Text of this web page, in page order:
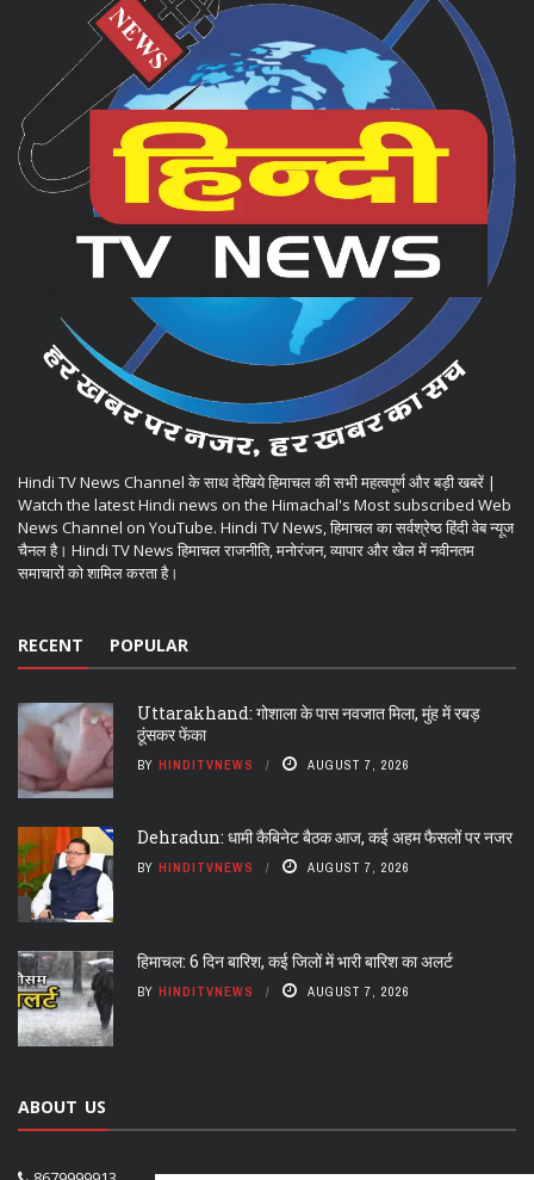
Hindi TV News Channel के साथ देखिये हिमाचल की सभी महत्वपूर्ण और बड़ी खबरें |
Watch the latest Hindi news on the Himachal's Most subscribed Web
News Channel on YouTube. Hindi TV News, हिमाचल का सर्वश्रेष्ठ हिंदी वेब न्यूज
चैनल है। Hindi TV News हिमाचल राजनीति, मनोरंजन, व्यापार और खेल में नवीनतम
समाचारों को शामिल करता है।
RECENT POPULAR
Uttarakhand: गोशाला के पास नवजात मिला, मुंह में रबड़
ठूंसकर फेंका
BY HINDITVNEWS AUGUST 7, 2026
Dehradun: धामी कैबिनेट बैठक आज, कई अहम फैसलों पर नजर
BY HINDITVNEWS AUGUST 7, 2026
हिमाचल: 6 दिन बारिश, कई जिलों में भारी बारिश का अलर्ट
BY HINDITVNEWS AUGUST 7, 2026
ABOUT US